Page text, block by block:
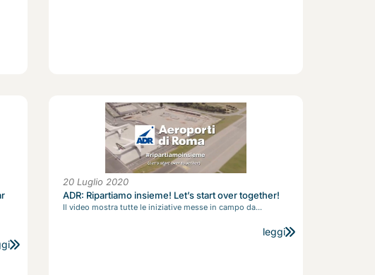
20 Luglio 2020
ADR: Ripartiamo insieme! Let’s start over together!
Il video mostra tutte le iniziative messe in campo da...
leggi